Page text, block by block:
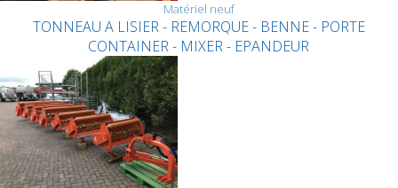
Matériel neuf
TONNEAU A LISIER - REMORQUE - BENNE - PORTE
CONTAINER - MIXER - EPANDEUR